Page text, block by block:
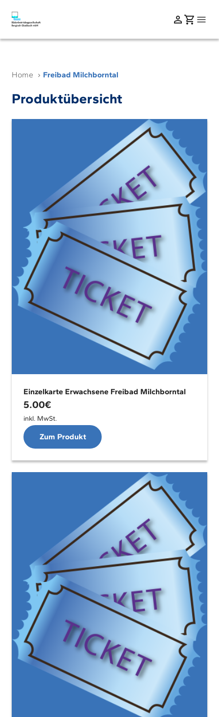
Home Freibad Milchborntal
Produktübersicht
Einzelkarte Erwachsene Freibad Milchborntal
5.00€
inkl. MwSt.
Zum Produkt